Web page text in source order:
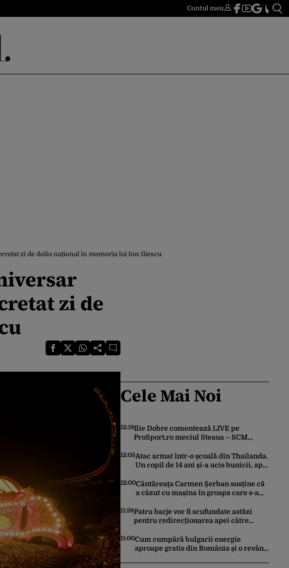
Contul meu
zi de doliu național în memoria lui Ion Iliescu
zi de
Cele Mai Noi
12:19Ilie Dobre comentează LIVE pe
ProSport.ro meciul Steaua – SCM
2026, de la ora 11:00
12:05Atac armat într-o școală din Thailanda.
Un copil de 14 ani și-a ucis bunicii, apoi
profesori
12:00Cântăreața Carmen Șerban susține că
a căzut cu mașina în groapa care s-a
tare”
11:38Patru barje vor fi scufundate astăzi
pentru redirecționarea apei către
operațiunea
11:00Cum cumpără bulgarii energie
aproape gratis din România și o revând